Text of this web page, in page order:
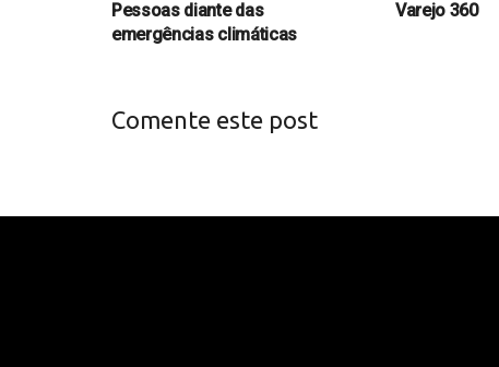
Pessoas diante das
emergências climáticas
Varejo 360
Comente este post